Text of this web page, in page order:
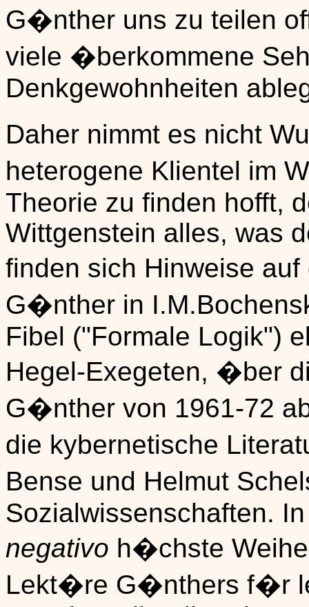
G�nther uns zu teilen
viele �berkommene
Denkgewohnheiten
Daher nimmt es nicht
heterogene Klientel im
Theorie zu finden hofft,
Wittgenstein alles, was
finden sich Hinweise
G�nther in
Fibel ("Formale Logik")
Hegel-Exegeten, �ber
G�nther von 1961-72
die kybernetische
Bense und Helmut
Sozialwissenschaften.
negativo h�chste
Lekt�re G�nthers f�r